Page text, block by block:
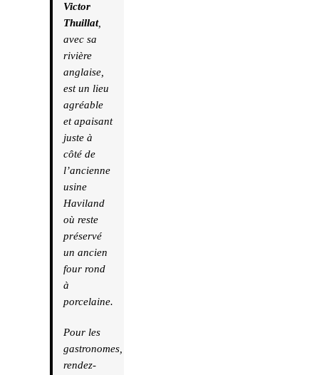
Victor
Thuillat,
avec sa
rivière
anglaise,
est un lieu
agréable
et apaisant
juste à
côté de
l’ancienne
usine
Haviland
où reste
préservé
un ancien
four rond
à
porcelaine.
Pour les
gastronomes,
rendez-